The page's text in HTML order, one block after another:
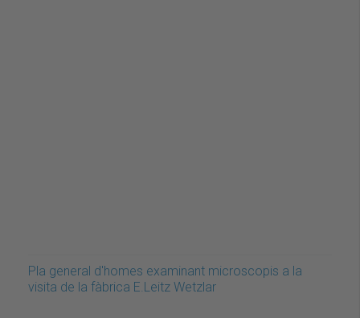
Pla general d'homes examinant microscopis a la
visita de la fàbrica E.Leitz Wetzlar